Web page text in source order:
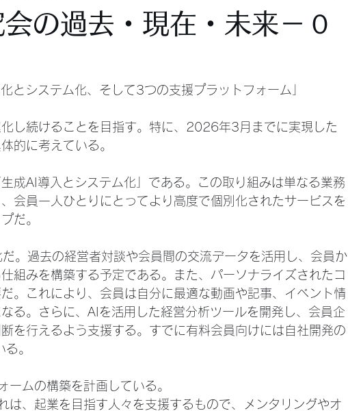
の過去・現在・未来－０
とシステム化、そして3つの支援プラットフォーム」
し続けることを目指す。特に、2026年3月までに実現した
的に考えている。
成AI導入とシステム化」である。この取り組みは単なる業務
会員一人ひとりにとってより高度で個別化されたサービスを
だ。
。過去の経営者対談や会員間の交流データを活用し、会員か
組みを構築する予定である。また、パーソナライズされたコ
。これにより、会員は自分に最適な動画や記事、イベント情
る。さらに、AIを活用した経営分析ツールを開発し、会員企
を行えるよう支援する。すでに有料会員向けには自社開発の
。
ームの構築を計画している。
は、起業を目指す人々を支援するもので、メンタリングやオ